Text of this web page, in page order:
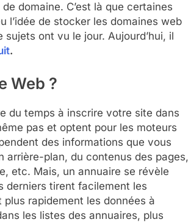
domaine. C’est là que certaines
l’idée de stocker les domaines web
ont vu le jour. Aujourd’hui, il
.
Web ?
du temps à inscrire votre site dans
pas et optent pour les moteurs
des informations que vous
arrière-plan, du contenus des pages,
etc. Mais, un annuaire se révèle
derniers tirent facilement les
rapidement les données à
les listes des annuaires, plus